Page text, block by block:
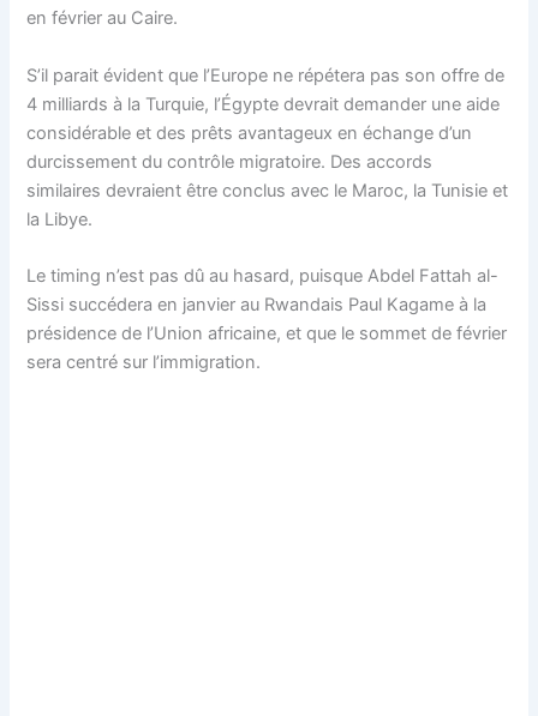
en février au Caire.
S’il parait évident que l’Europe ne répétera pas son offre de
4 milliards à la Turquie, l’Égypte devrait demander une aide
considérable et des prêts avantageux en échange d’un
durcissement du contrôle migratoire. Des accords
similaires devraient être conclus avec le Maroc, la Tunisie et
la Libye.
Le timing n’est pas dû au hasard, puisque Abdel Fattah al-
Sissi succédera en janvier au Rwandais Paul Kagame à la
présidence de l’Union africaine, et que le sommet de février
sera centré sur l’immigration.